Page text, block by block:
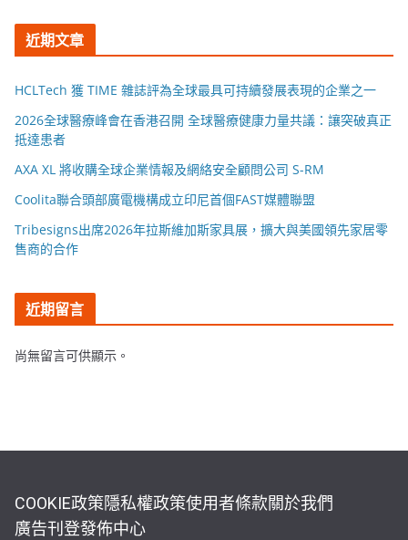
近期文章
HCLTech 獲 TIME 雜誌評為全球最具可持續發展表現的企業之一
2026全球醫療峰會在香港召開 全球醫療健康力量共議：讓突破真正
抵達患者
AXA XL 將收購全球企業情報及網絡安全顧問公司 S-RM
Coolita聯合頭部廣電機構成立印尼首個FAST媒體聯盟
Tribesigns出席2026年拉斯維加斯家具展，擴大與美國領先家居零
售商的合作
近期留言
尚無留言可供顯示。
COOKIE政策隱私權政策使用者條款關於我們
廣告刊登發佈中心